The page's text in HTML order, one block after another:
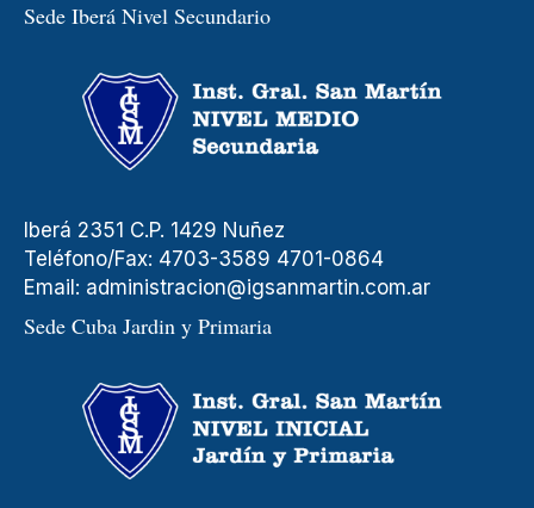
Sede Iberá Nivel Secundario
Iberá 2351 C.P. 1429 Nuñez
Teléfono/Fax: 4703-3589 4701-0864
Email: administracion@igsanmartin.com.ar
Sede Cuba Jardin y Primaria